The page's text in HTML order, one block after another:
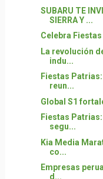
SUBARU TE
SIERRA Y ...
Celebra
La revolución
indu...
Fiestas
reun...
Global S1
Fiestas
segu...
Kia Media
co...
Empresas
d...